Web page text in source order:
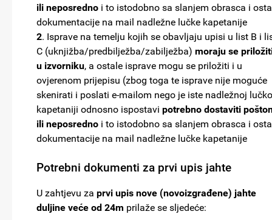
ili neposredno i to istodobno sa slanjem obrasca i
dokumentacije na mail nadležne lučke kapetanije
2. Isprave na temelju kojih se obavljaju upisi u list B i
C (uknjižba/predbilježba/zabilježba) moraju se
u izvorniku, a ostale isprave mogu se priložiti i u
ovjerenom prijepisu (zbog toga te isprave nije moguće
skenirati i poslati e-mailom nego je iste nadležnoj
kapetaniji odnosno ispostavi potrebno dostaviti
ili neposredno i to istodobno sa slanjem obrasca i
dokumentacije na mail nadležne lučke kapetanije
Potrebni dokumenti za prvi upis jahte
U zahtjevu za prvi upis nove (novoizgrađene) jahte
duljine veće od 24m prilaže se sljedeće: